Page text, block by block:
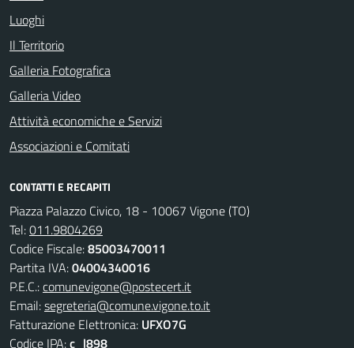
Luoghi
Il Territorio
Galleria Fotografica
Galleria Video
Attività economiche e Servizi
Associazioni e Comitati
CONTATTI E RECAPITI
Piazza Palazzo Civico, 18 - 10067 Vigone (TO)
Tel:011.9804269
Codice Fiscale:85003470011
Partita IVA:04004340016
P.E.C.:comunevigone@postecert.it
Email:segreteria@comune.vigone.to.it
Fatturazione Elettronica: UFXO7G
Codice IPA:c_l898